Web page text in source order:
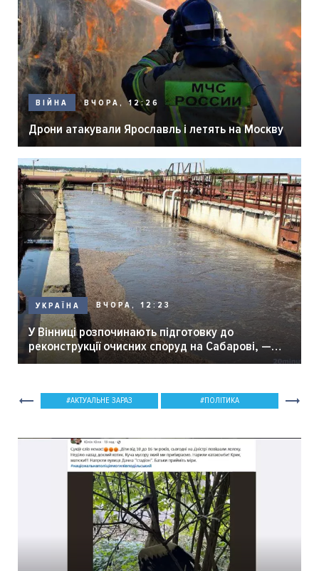
ВІЙНА ВЧОРА, 12:26
Дрони атакували Ярославль і летять на Москву
УКРАЇНА ВЧОРА, 12:23
У Вінниці розпочинають підготовку до
реконструкції очисних споруд на Сабарові, —
мер Вінниці.
АКТУАЛЬНЕ ЗАРАЗ ПОЛІТИКА